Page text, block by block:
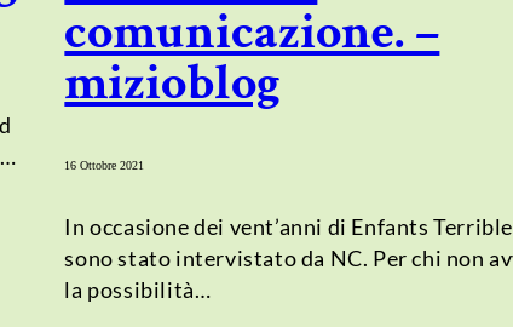
comunicazione. –
mizioblog
16 Ottobre 2021
In occasione dei vent’anni di Enfants
sono stato intervistato da NC. Per chi non
la possibilità…